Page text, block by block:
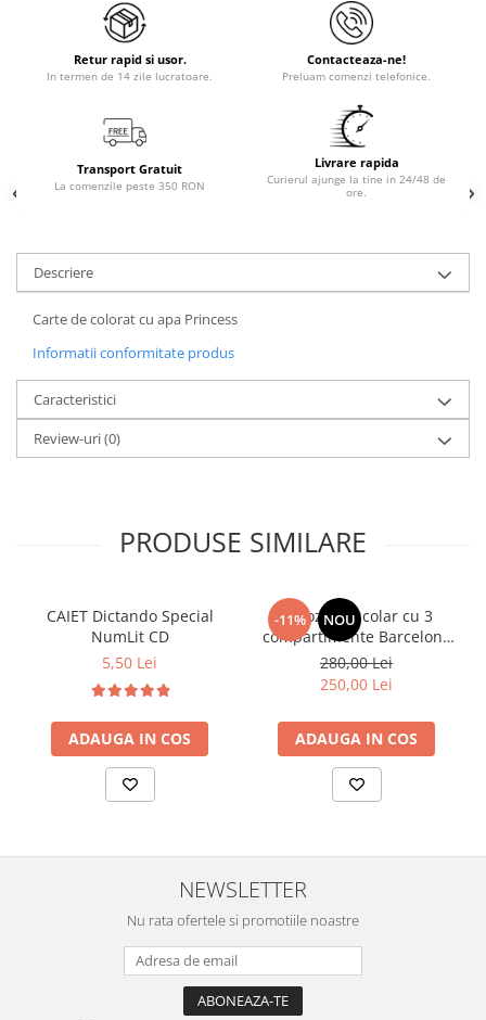
Retur rapid si usor.
In termen de 14 zile lucratoare.
Contacteaza-ne!
Preluam comenzi telefonice.
Transport Gratuit
La comenzile peste 350 RON
Livrare rapida
Curierul ajunge la tine in 24/48 de
ore.
Descriere
Carte de colorat cu apa Princess
Informatii conformitate produs
Caracteristici
Review-uri(0)
PRODUSE SIMILARE
CAIET Dictando Special
NumLit CD
5,50 Lei
ADAUGA IN COS
-11% NOU
Ghiozdan școlar cu 3
compartimente Barcelona
AB340 Astrabag
albastru/rosu
280,00 Lei
250,00 Lei
ADAUGA IN COS
NEWSLETTER
Nu rata ofertele si promotiile noastre